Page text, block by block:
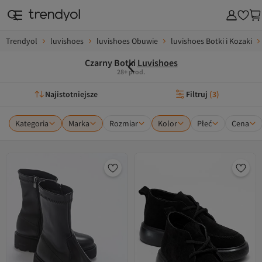
Trendyol luvishoes luvishoes Obuwie luvishoes Botki i Kozaki
Czarny Botki Luvishoes
28+ prod.
Najistotniejsze Filtruj (3)
Kategoria Marka Rozmiar Kolor Płeć Cena